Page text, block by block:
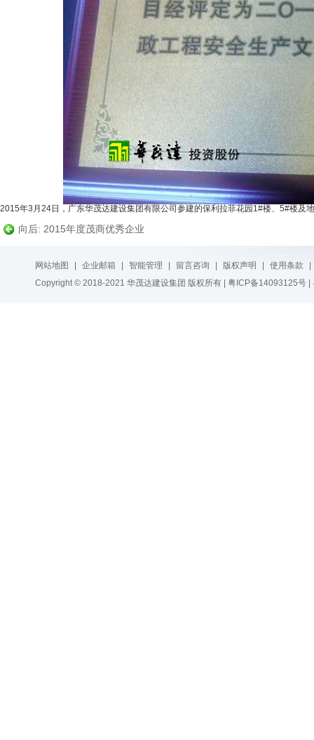
2015年3月24日，广东华茂达建设集团有限公司参建的保利拉菲花园1#楼、5#楼及
向后: 2015年度茂商优秀企业
网站地图 企业邮箱 智能管理 留言咨询 版权声明 使用条款
Copyright © 2018-2021 华茂达建设集团 版权所有 | 粤ICP备14093125号